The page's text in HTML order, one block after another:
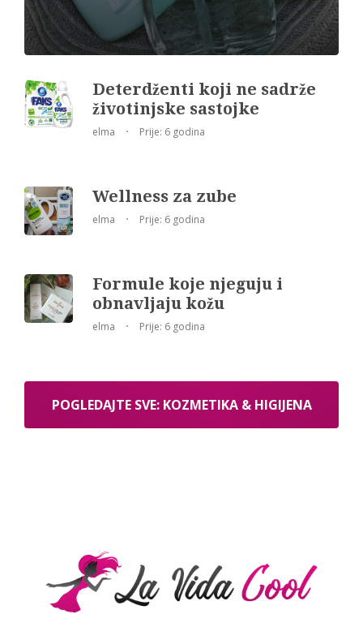
Deterdženti koji ne sadrže
životinjske sastojke
elma Prije: 6 godina
Wellness za zube
elma Prije: 6 godina
Formule koje njeguju i
obnavljaju kožu
elma Prije: 6 godina
POGLEDAJTE SVE: KOZMETIKA & HIGIJENA